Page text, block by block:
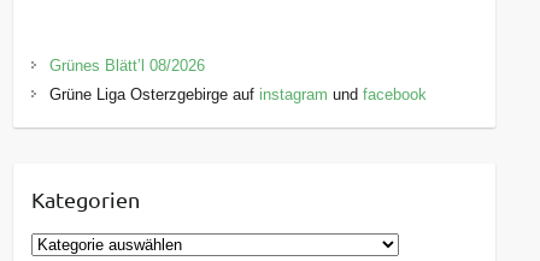
Grünes Blätt’l 08/2026
Grüne Liga Osterzgebirge auf instagram undfacebook
Kategorien
K